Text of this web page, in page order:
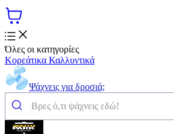
Όλες οι κατηγορίες
Κορεάτικα Καλλυντικά
Ψάχνεις για δροσιά;